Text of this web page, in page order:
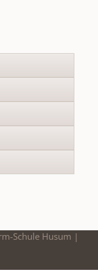
Schule Husum |